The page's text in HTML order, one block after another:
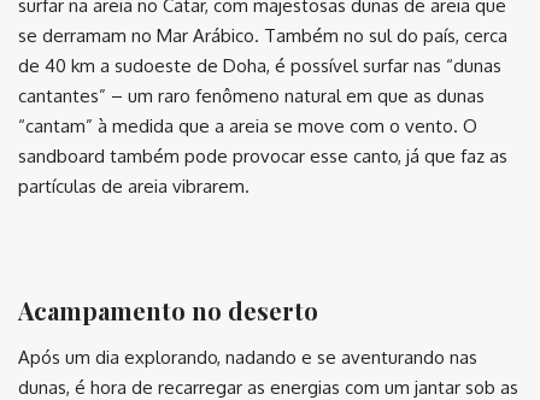
surfar na areia no Catar, com majestosas dunas de areia que
se derramam no Mar Arábico. Também no sul do país, cerca
de 40 km a sudoeste de Doha, é possível surfar nas “dunas
cantantes” – um raro fenômeno natural em que as dunas
“cantam” à medida que a areia se move com o vento. O
sandboard também pode provocar esse canto, já que faz as
partículas de areia vibrarem.
Acampamento no deserto
Após um dia explorando, nadando e se aventurando nas
dunas, é hora de recarregar as energias com um jantar sob as